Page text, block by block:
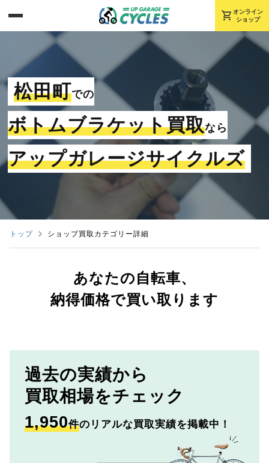
shopping_cart オンライン
ショップ
松田町での
ボトムブラケット買取なら
アップガレージサイクルズ
トップ ショップ買取カテゴリー詳細
あなたの自転車、
納得価格で買い取ります
過去の実績から
買取相場をチェック
1,950件のリアルな買取実績を掲載中！